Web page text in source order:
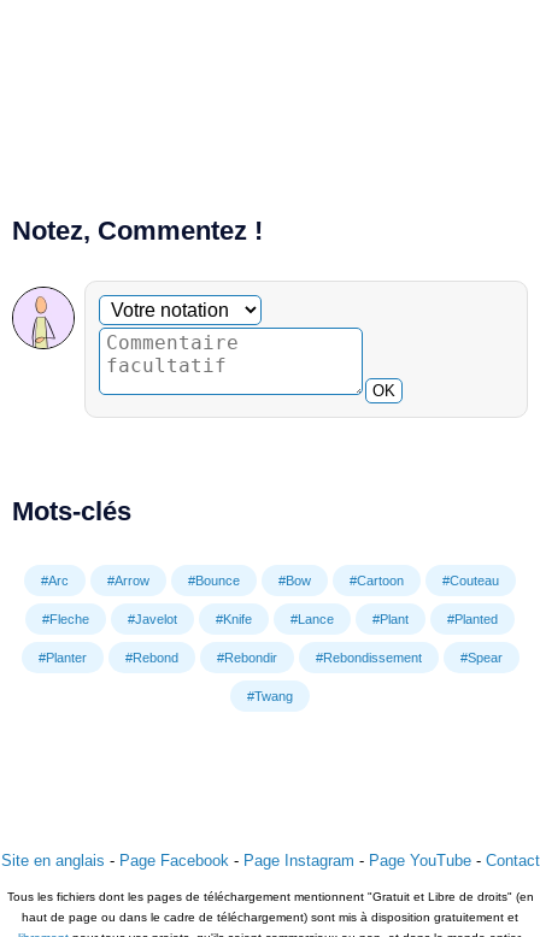
Notez, Commentez !
Commentaire facultatif
Votre notation
OK
Mots-clés
#Arc #Arrow #Bounce #Bow #Cartoon #Couteau
#Fleche #Javelot #Knife #Lance #Plant #Planted
#Planter #Rebond #Rebondir #Rebondissement #Spear
#Twang
Site en anglais - Page Facebook - Page Instagram - Page YouTube- Contact
Tous les fichiers dont les pages de téléchargement mentionnent "Gratuit et Libre de droits" (en
haut de page ou dans le cadre de téléchargement) sont mis à disposition gratuitement et